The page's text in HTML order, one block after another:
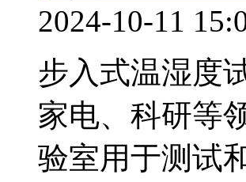
2024-10-11
步入式温湿度
家电、科研等
验室用于测试